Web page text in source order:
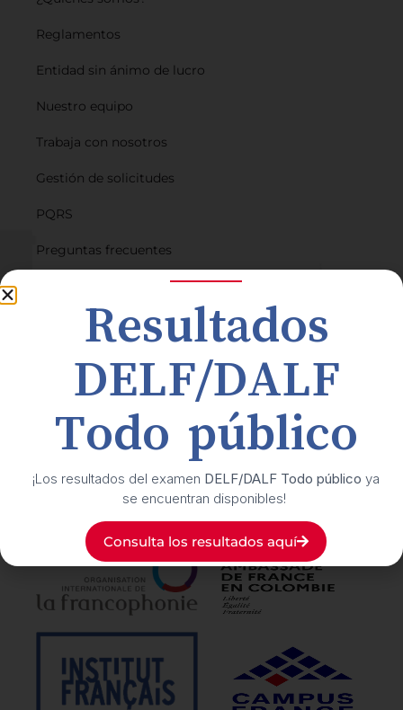
Reglamentos
Entidad sin ánimo de lucro
Nuestro equipo
Trabaja con nosotros
Gestión de solicitudes
PQRS
Preguntas frecuentes
Planes de financiación
Buzón de transparencia y ética
Suscríbete a nuestro boletín cultural
Síguenosen nuestras redes sociales
Nuestrosaliados
Resultados
DELF/DALF
Todo público
¡Los resultados del examen DELF/DALF Todo público ya
se encuentran disponibles!
Consulta los resultados aquí